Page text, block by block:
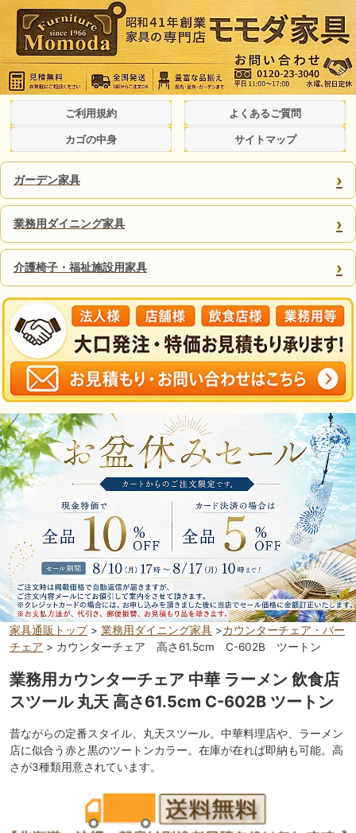
ご利用規約 よくあるご質問
カゴの中身 サイトマップ
ガーデン家具 ›
業務用ダイニング家具 ›
介護椅子・福祉施設用家具 ›
家具通販トップ> 業務用ダイニング家具 >カウンターチェア・バー
チェア > カウンターチェア 高さ61.5cm C-602B ツートン
業務用カウンターチェア 中華 ラーメン 飲食店
スツール 丸天 高さ61.5cm C-602B ツートン
昔ながらの定番スタイル、丸天スツール。中華料理店や、ラーメン
店に似合う赤と黒のツートンカラー。在庫が在れば即納も可能。高
さが3種類用意されています。